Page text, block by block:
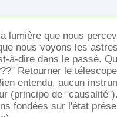
lumière que nous
nous voyons les
à-dire dans le passé.
Retourner le
entendu, aucun
(principe de
fondées sur l'état